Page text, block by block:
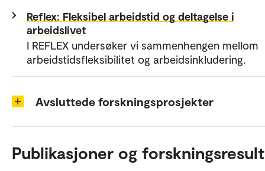
Reflex: Fleksibel arbeidstid og deltagelse i
arbeidslivet
I REFLEX undersøker vi sammenhengen mellom
arbeidstidsfleksibilitet og arbeidsinkludering.
Avsluttede forskningsprosjekter
Publikasjoner og